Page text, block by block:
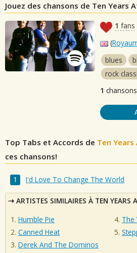
Jouez des chansons de Ten Years
1 fans
(
blues
rock
1
Top Tabs et Accords de Ten
ces chansons!
I'd Love To Change The World
ARTISTES SIMILAIRES À TEN YEARS
Humble Pie
Canned Heat
Derek And The Dominos
The